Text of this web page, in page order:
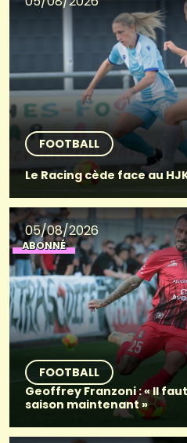
FOOTBALL
Le Racing cède face au
05/08/2026
ABONNÉ
FOOTBALL
Geoffrey Franzoni : « Il
saison maintenant »